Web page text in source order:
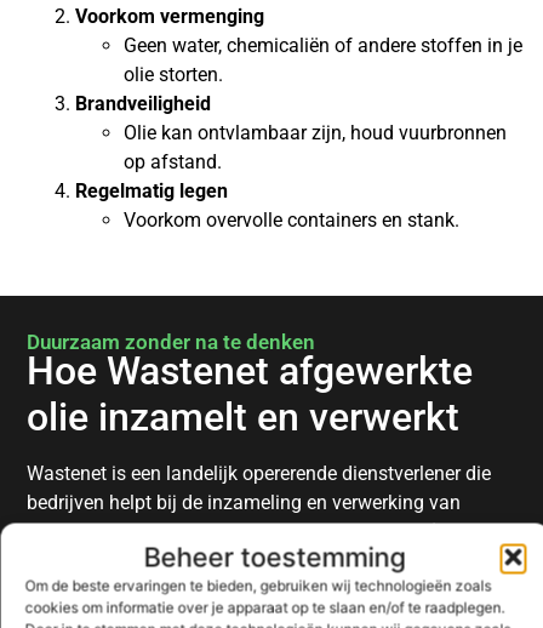
Beheer toestemming
Om de beste ervaringen te bieden, gebruiken wij technologieën zoals
cookies om informatie over je apparaat op te slaan en/of te raadplegen.
Voorkom vermenging
Geen water, chemicaliën of andere stoffen in je
olie storten.
Brandveiligheid
Olie kan ontvlambaar zijn, houd vuurbronnen
op afstand.
Regelmatig legen
Voorkom overvolle containers en stank.
Duurzaam zonder na te denken
Hoe Wastenet afgewerkte
olie inzamelt en verwerkt
Wastenet is een landelijk opererende dienstverlener die
bedrijven helpt bij de inzameling en verwerking van
diverse afvalstromen, waaronderafgewerkte olie. Zo kun
je kiezen uit diverse formaten en typen containers of vaten
die zijn afgestemd op het volume en de aard van je olie.
Je stelt een ophaalfrequentie in, of je doet het op